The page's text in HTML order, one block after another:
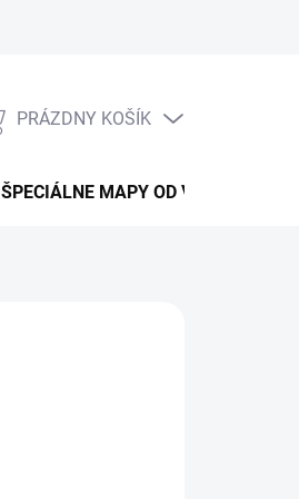
NÁKUPNÝ
PRÁZDNY KOŠÍK
ŠPECIÁLNE MAPY OD VKÚ